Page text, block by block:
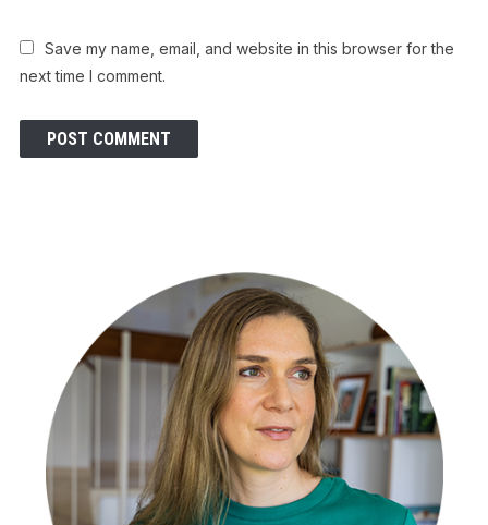
Save my name, email, and website in this browser for the
next time I comment.